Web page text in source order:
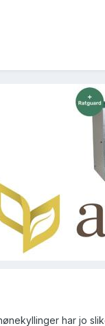
har jo